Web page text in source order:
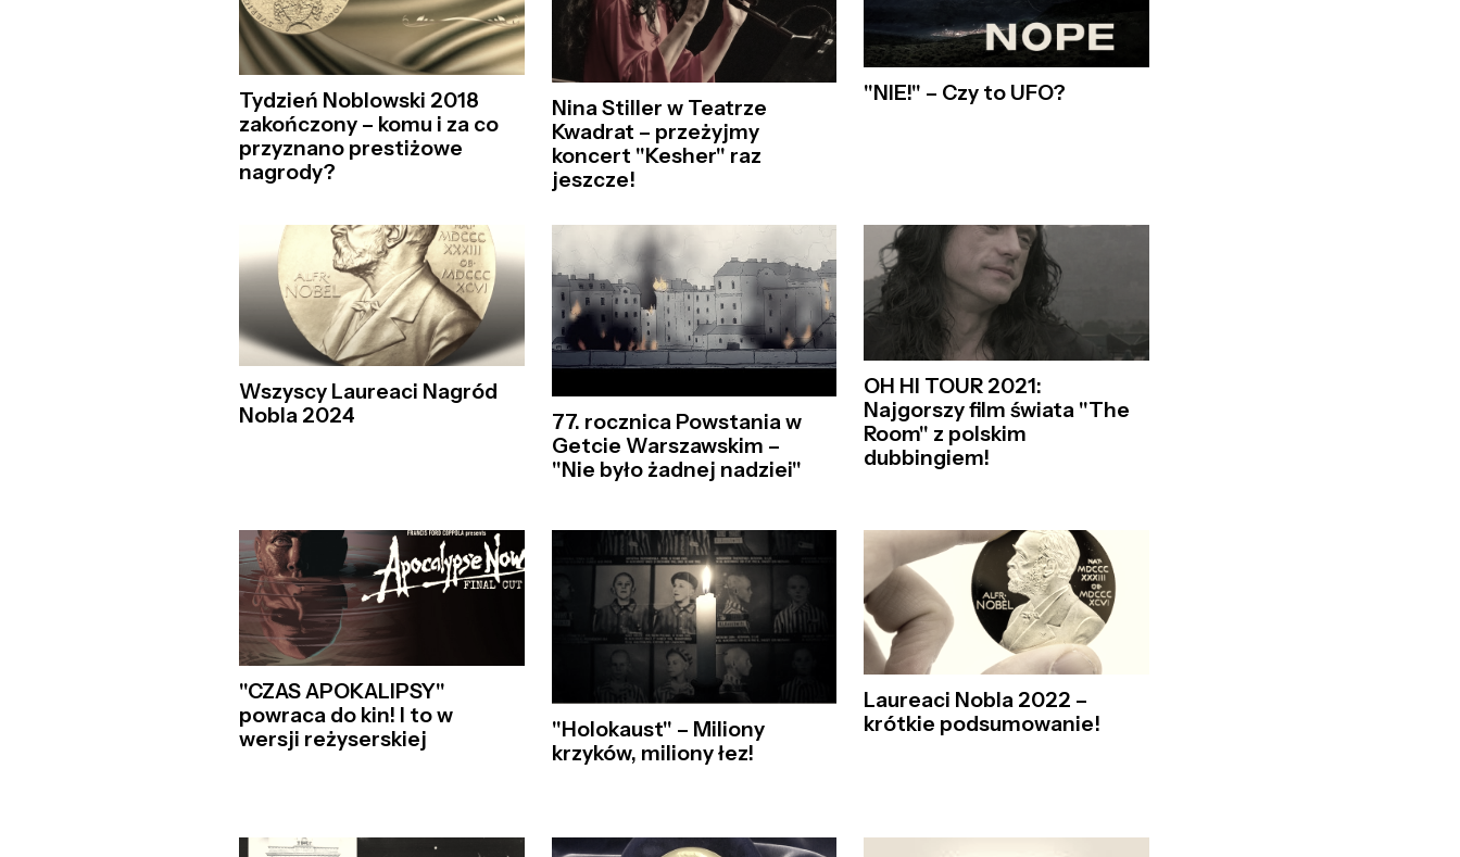
Tydzień Noblowski 2018
zakończony – komu i za co
przyznano prestiżowe
nagrody?
Nina Stiller w Teatrze
Kwadrat – przeżyjmy
koncert "Kesher" raz
jeszcze!
"NIE!" – Czy to UFO?
Wszyscy Laureaci Nagród
Nobla 2024
77. rocznica Powstania w
Getcie Warszawskim –
"Nie było żadnej nadziei"
OH HI TOUR 2021:
Najgorszy film świata "The
Room" z polskim
dubbingiem!
"CZAS APOKALIPSY"
powraca do kin! I to w
wersji reżyserskiej
"Holokaust" – Miliony
krzyków, miliony łez!
Laureaci Nobla 2022 –
krótkie podsumowanie!